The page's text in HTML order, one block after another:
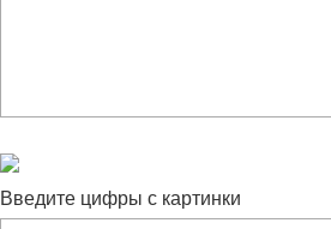
Введите цифры с картинки